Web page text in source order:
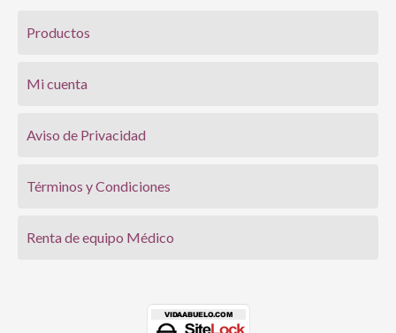
Productos
Mi cuenta
Aviso de Privacidad
Términos y Condiciones
Renta de equipo Médico